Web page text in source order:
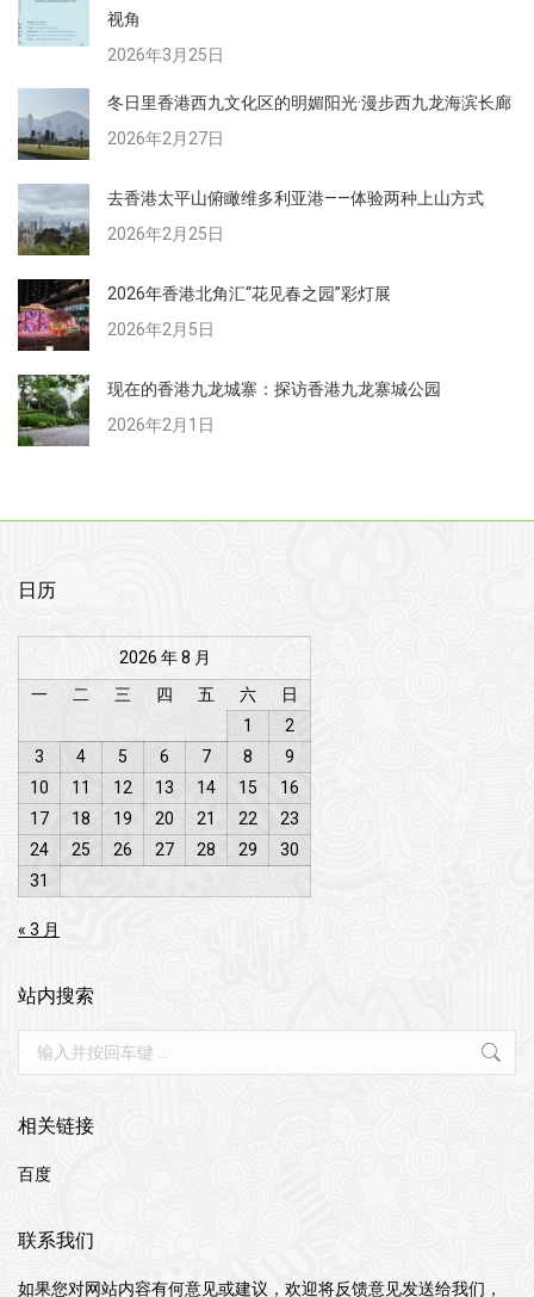
视角
2026年3月25日
冬日里香港西九文化区的明媚阳光·漫步西九龙海滨长廊
2026年2月27日
去香港太平山俯瞰维多利亚港——体验两种上山方式
2026年2月25日
2026年香港北角汇“花见春之园”彩灯展
2026年2月5日
现在的香港九龙城寨：探访香港九龙寨城公园
2026年2月1日
日历
2026 年 8 月
一
二 三 四 五 六
日
1
2
3
4 5 6 7 8
9
10
11 12 13 14 15
16
17
18 19 20 21 22
23
24
25 26 27 28 29
30
31
« 3 月
站内搜索
Search:
相关链接
百度
联系我们
如果您对网站内容有何意见或建议，欢迎将反馈意见发送给我们，